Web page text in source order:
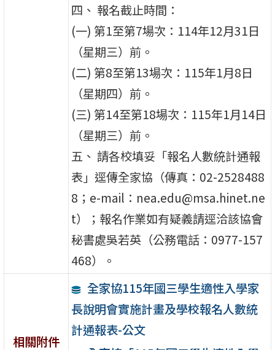
四、 報名截止時間：
(一) 第1至第7場次：114年12月31日
（星期三）前。
(二) 第8至第13場次：115年1月8日
（星期四）前。
(三) 第14至第18場次：115年1月14日
（星期三）前。
五、 請各校填妥「報名人數統計通報
表」逕傳全家協（傳真：02-2528488
8；e-mail：nea.edu@msa.hinet.ne
t）；報名作業如有疑義請逕洽該協會
秘書處吳若英（公務電話：0977-157
468）。
相關附件
全家協115年國三學生適性入學家
長說明會實施計畫及學校報名人數統
計通報表-公文